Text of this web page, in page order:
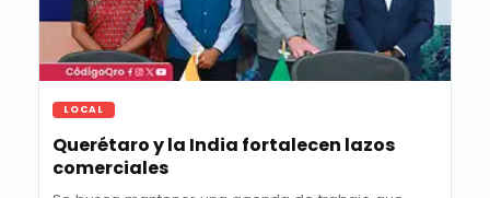
LOCAL
Querétaro y la India fortalecen lazos
comerciales